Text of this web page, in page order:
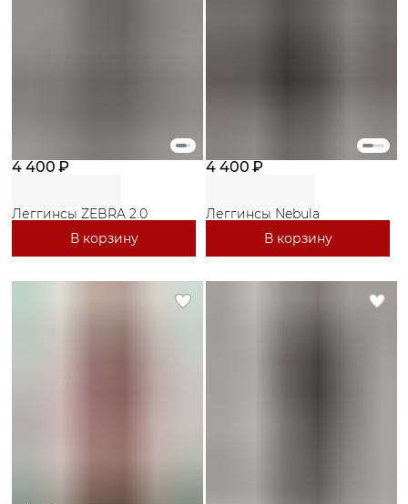
4 400 ₽
Леггинсы ZEBRA 2.0
В корзину
4 400 ₽
Леггинсы Nebula
В корзину